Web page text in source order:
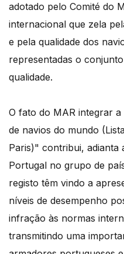
adotado pelo Comité do
internacional que zela
e pela qualidade dos
representadas o
qualidade.
O fato do MAR integrar
de navios do mundo
Paris)" contribui,
Portugal no grupo de
registo têm vindo a
níveis de desempenho
infração às normas
transmitindo uma